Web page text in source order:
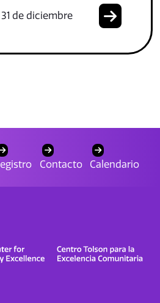
de diciembre
Contacto Calendario